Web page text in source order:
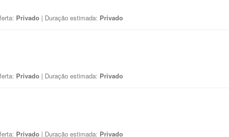
Privado | Duração estimada: Privado
Privado | Duração estimada: Privado
Privado | Duração estimada: Privado